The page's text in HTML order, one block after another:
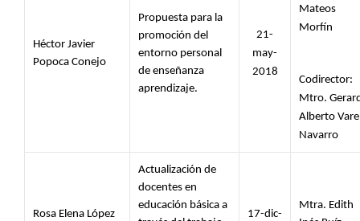
Héctor Javier
Popoca Conejo
Propuesta para la
promoción del
entorno personal
de enseñanza
aprendizaje.
21-
may-
2018
Mateos
Morfín
Codirector:
Mtro.
Alberto
Navarro
Rosa Elena López
Actualización de
docentes en
educación básica a
17-dic-
Mtra. Edith